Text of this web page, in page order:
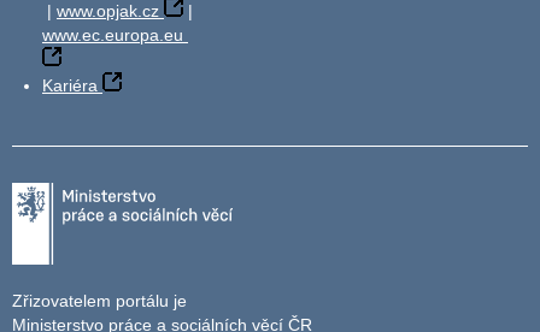
| www.opjak.cz
|
www.ec.europa.eu
Kariéra
Zřizovatelem portálu je
Ministerstvo práce a sociálních věcí ČR